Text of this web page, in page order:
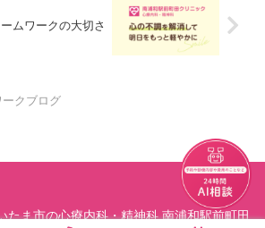
ムワークの大切さ
ークブログ
ま市の心療内科・精神科 南浦和駅前町田
チャット